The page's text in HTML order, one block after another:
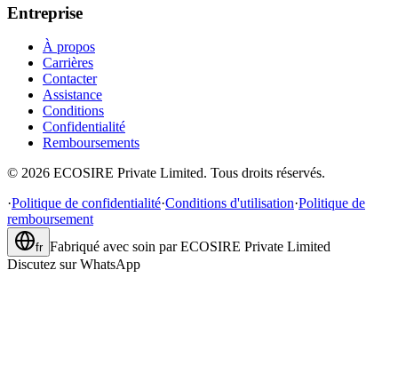
Entreprise
À propos
Carrières
Contacter
Assistance
Conditions
Confidentialité
Remboursements
© 2026 ECOSIRE Private Limited. Tous droits réservés.
·Politique de confidentialité·Conditions d'utilisation·Politique de
remboursement
fr Fabriqué avec soin par ECOSIRE Private Limited
Discutez sur WhatsApp